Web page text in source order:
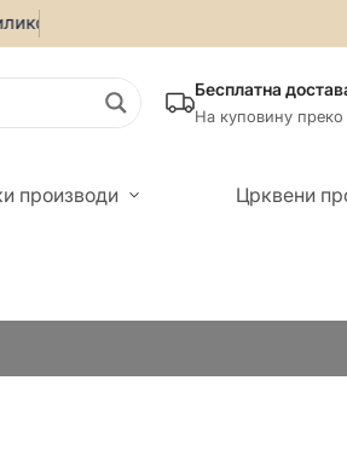
онлајн куповине позовите:
Бесплатна
На куповину
производи Црквени